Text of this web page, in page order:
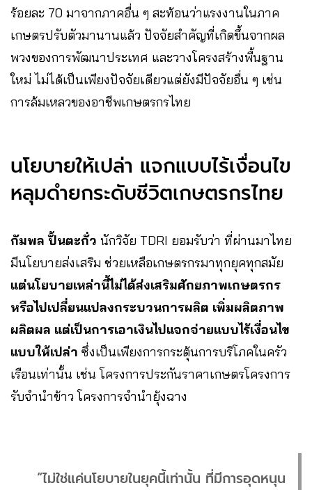
ร้อยละ 70 มาจากภาคอื่น ๆ สะท้อนว่าแรงงานในภาค
เกษตรปรับตัวมานานแล้ว ปัจจัยสำคัญที่เกิดขึ้นจากผล
พวงของการพัฒนาประเทศ และวางโครงสร้างพื้นฐาน
ใหม่ ไม่ได้เป็นเพียงปัจจัยเดียวแต่ยังมีปัจจัยอื่น ๆ เช่น
การล้มเหลวของอาชีพเกษตรกรไทย
นโยบายให้เปล่า แจกแบบไร้เงื่อนไข
หลุมดำยกระดับชีวิตเกษตรกรไทย
กัมพล ปั้นตะกั่ว นักวิจัย TDRI ยอมรับว่า ที่ผ่านมาไทย
มีนโยบายส่งเสริม ช่วยเหลือเกษตรกรมาทุกยุคทุกสมัย
แต่นโยบายเหล่านี้ไม่ได้ส่งเสริมศักยภาพเกษตรกร
หรือไปเปลี่ยนแปลงกระบวนการผลิต เพิ่มผลิตภาพ
ผลิตผล แต่เป็นการเอาเงินไปแจกจ่ายแบบไร้เงื่อนไข
แบบให้เปล่า ซึ่งเป็นเพียงการกระตุ้นการบริโภคในครัว
เรือนเท่านั้น เช่น โครงการประกันราคาเกษตรโครงการ
รับจำนำข้าว โครงการจำนำยุ้งฉาง
“ไม่ใช่แค่นโยบายในยุคนี้เท่านั้น ที่มีการอุดหนุน